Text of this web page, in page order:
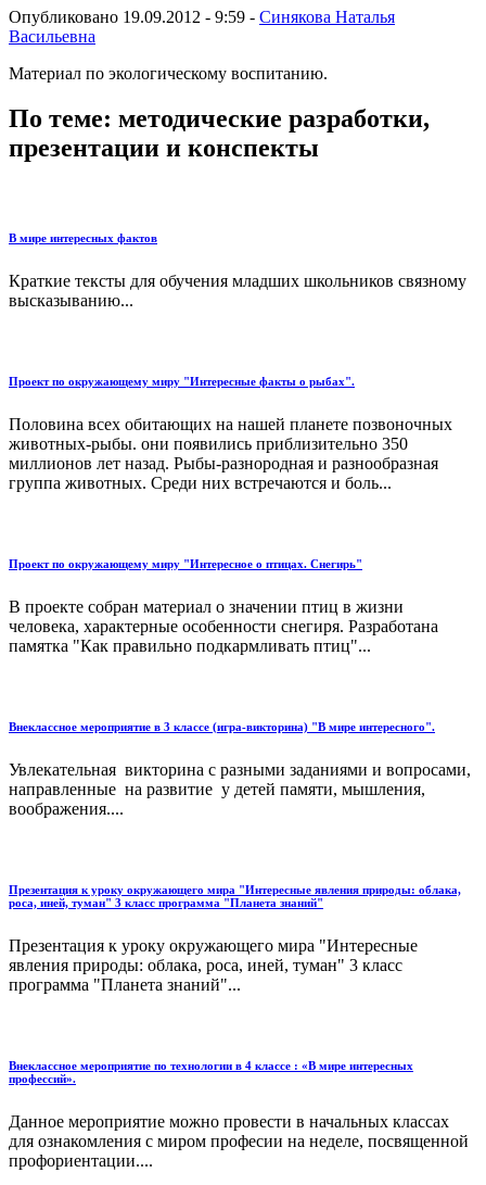
Опубликовано 19.09.2012 - 9:59 - Синякова Наталья
Васильевна
Материал по экологическому воспитанию.
По теме: методические разработки,
презентации и конспекты
В мире интересных фактов
Краткие тексты для обучения младших школьников связному
высказыванию...
Проект по окружающему миру "Интересные факты о рыбах".
Половина всех обитающих на нашей планете позвоночных
животных-рыбы. они появились приблизительно 350
миллионов лет назад. Рыбы-разнородная и разнообразная
группа животных. Среди них встречаются и боль...
Проект по окружающему миру "Интересное о птицах. Снегирь"
В проекте собран материал о значении птиц в жизни
человека, характерные особенности снегиря. Разработана
памятка "Как правильно подкармливать птиц"...
Внеклассное мероприятие в 3 классе (игра-викторина) "В мире интересного".
Увлекательная викторина с разными заданиями и вопросами,
направленные на развитие у детей памяти, мышления,
воображения....
Презентация к уроку окружающего мира "Интересные явления природы: облака,
роса, иней, туман" 3 класс программа "Планета знаний"
Презентация к уроку окружающего мира "Интересные
явления природы: облака, роса, иней, туман" 3 класс
программа "Планета знаний"...
Внеклассное мероприятие по технологии в 4 классе : «В мире интересных
профессий».
Данное мероприятие можно провести в начальных классах
для ознакомления с миром професии на неделе, посвященной
профориентации....